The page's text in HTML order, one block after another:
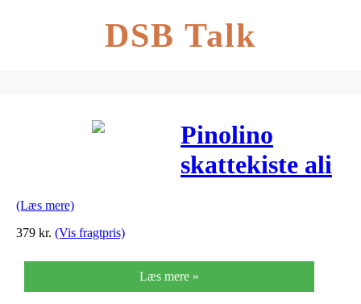
DSB Talk
Pinolino
skattekiste ali
(Læs mere)
379 kr. (Vis fragtpris)
Læs mere »